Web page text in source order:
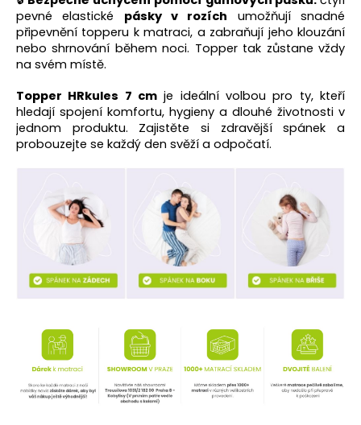
pevné elastické pásky v rozích umožňují snadné
připevnění topperu k matraci, a zabraňují jeho klouzání
nebo shrnování během noci. Topper tak zůstane vždy
na svém místě.
Topper HRkules 7 cm je ideální volbou pro ty, kteří
hledají spojení komfortu, hygieny a dlouhé životnosti v
jednom produktu. Zajistěte si zdravější spánek a
probouzejte se každý den svěží a odpočatí.